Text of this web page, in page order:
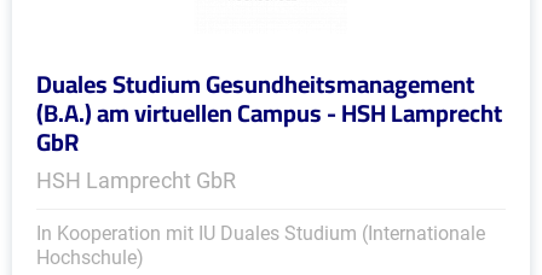
Duales Studium Gesundheitsmanagement
(B.A.) am virtuellen Campus - HSH Lamprecht
GbR
HSH Lamprecht GbR
In Kooperation mit IU Duales Studium (Internationale
Hochschule)